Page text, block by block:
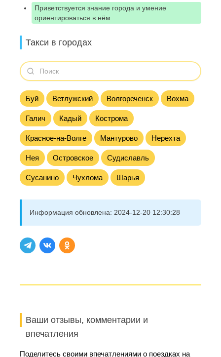
Приветствуется знание города и умение
ориентироваться в нём
Такси в городах
Буй Ветлужский Волгореченск Вохма
Галич Кадый Кострома
Красное-на-Волге Мантурово Нерехта
Нея Островское Судиславль
Сусанино Чухлома Шарья
Информация обновлена: 2024-12-20 12:30:28
Ваши отзывы, комментарии и
впечатления
Поделитесь своими впечатлениями о поездках на